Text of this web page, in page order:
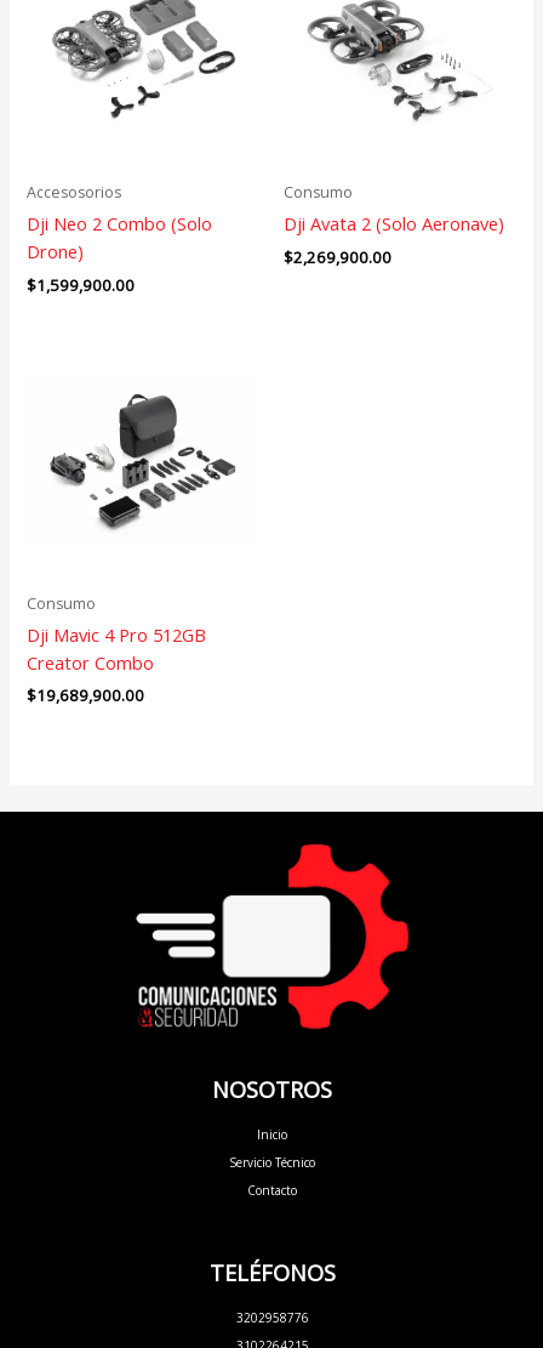
Accesosorios
Dji Neo 2 Combo (Solo
Drone)
$1,599,900.00
Consumo
Dji Avata 2 (Solo Aeronave)
$2,269,900.00
Consumo
Dji Mavic 4 Pro 512GB
Creator Combo
$19,689,900.00
NOSOTROS
Inicio
Servicio Técnico
Contacto
TELÉFONOS
3202958776